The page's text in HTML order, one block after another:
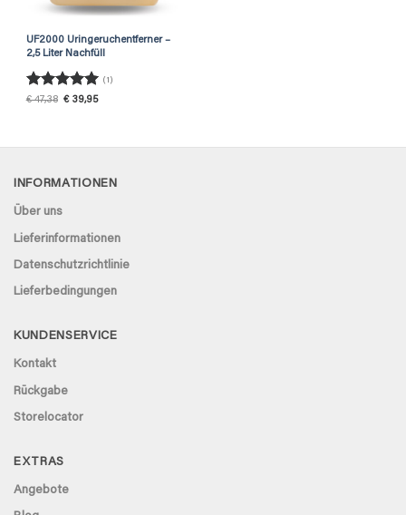
UF2000 Uringeruchentferner –
2,5 Liter Nachfüll
Rated5
(1)
€47,38 Original
€39,95Current
INFORMATIONEN
Über uns
Lieferinformationen
Datenschutzrichtlinie
Lieferbedingungen
KUNDENSERVICE
Kontakt
Rückgabe
Storelocator
EXTRAS
Angebote